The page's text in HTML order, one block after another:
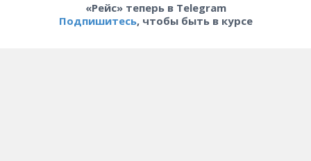
«Рейс» теперь в Telegram
Подпишитесь, чтобы быть в курсе